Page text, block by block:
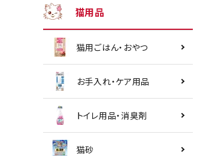
猫用品
猫用ごはん・おやつ
お手入れ・ケア用品
トイレ用品・消臭剤
猫砂